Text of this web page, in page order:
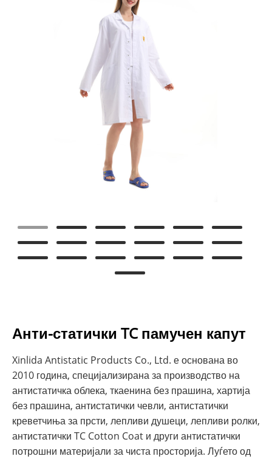
Анти-статички TC памучен капут
Xinlida Antistatic Products Co., Ltd. е основана во
2010 година, специјализирана за производство на
антистатичка облека, ткаенина без прашина, хартија
без прашина, антистатички чевли, антистатички
креветчиња за прсти, лепливи душеци, лепливи ролки,
антистатички TC Cotton Coat и други антистатички
потрошни материјали за чиста просторија. Луѓето од